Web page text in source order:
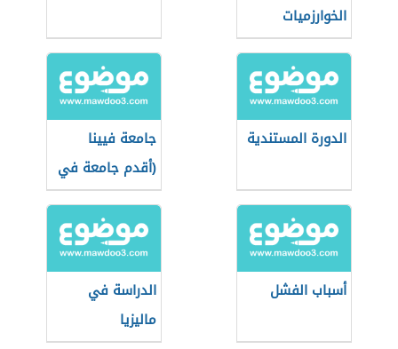
الخوارزميات
الدورة المستندية
جامعة فيينا
(أقدم جامعة في
النمسا)
أسباب الفشل
الدراسة في
ماليزيا